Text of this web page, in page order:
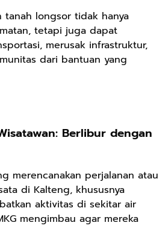
tanah longsor tidak hanya
tetapi juga dapat
merusak infrastruktur,
dari bantuan yang
Berlibur dengan
merencanakan perjalanan atau
di Kalteng, khususnya
aktivitas di sekitar air
mengimbau agar mereka